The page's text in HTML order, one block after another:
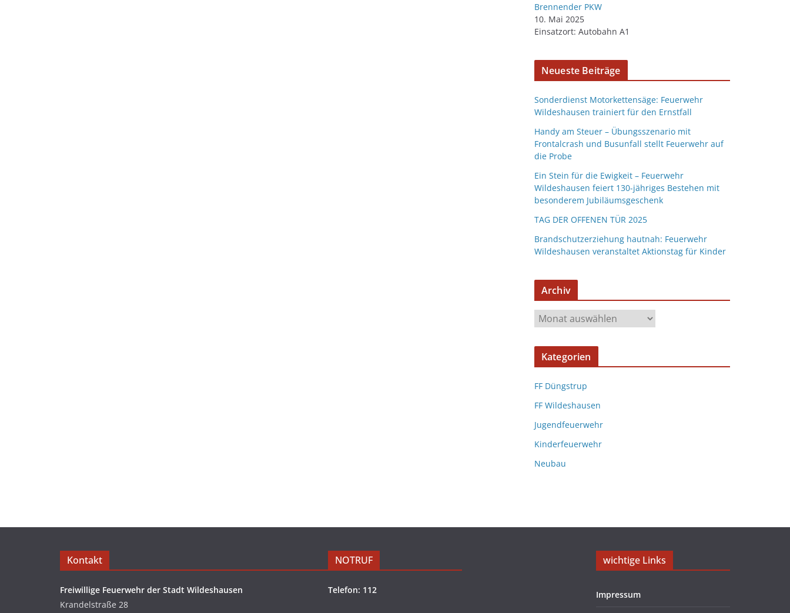
Brennender PKW
10. Mai 2025
Einsatzort: Autobahn A1
Neueste Beiträge
Sonderdienst Motorkettensäge: Feuerwehr
Wildeshausen trainiert für den Ernstfall
Handy am Steuer – Übungsszenario mit
Frontalcrash und Busunfall stellt Feuerwehr auf
die Probe
Ein Stein für die Ewigkeit – Feuerwehr
Wildeshausen feiert 130-jähriges Bestehen mit
besonderem Jubiläumsgeschenk
TAG DER OFFENEN TÜR 2025
Brandschutzerziehung hautnah: Feuerwehr
Wildeshausen veranstaltet Aktionstag für Kinder
Archiv
Kategorien
FF Düngstrup
FF Wildeshausen
Jugendfeuerwehr
Kinderfeuerwehr
Neubau
Kontakt
Freiwillige Feuerwehr der Stadt Wildeshausen
Krandelstraße 28
NOTRUF
Telefon: 112
wichtige Links
Impressum